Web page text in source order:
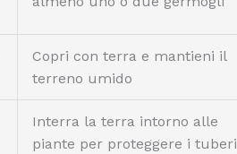
Copri con terra e mantieni il
terreno umido
Interra la terra intorno alle
piante per proteggere i tuberi